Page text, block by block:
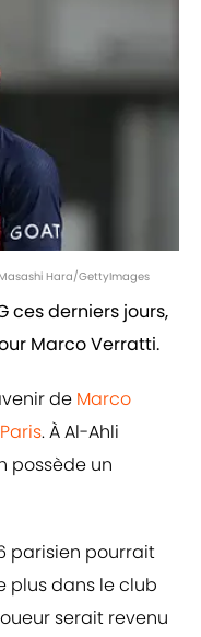
Hara/GettyImages
ces derniers jours,
Marco Verratti.
de Marco
Paris. À Al-Ahli
possède un
parisien pourrait
plus dans le club
serait revenu